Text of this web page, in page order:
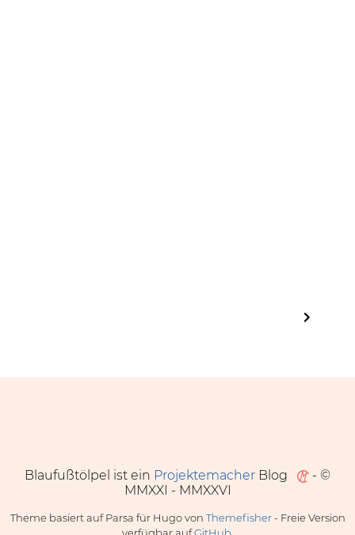
Blaufußtölpel ist ein ProjektemacherBlog
- ©
MMXXI - MMXXVI
Theme basiert auf Parsa für Hugo von Themefisher- Freie Version